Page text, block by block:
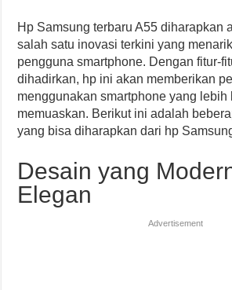
Hp Samsung terbaru A55 diharapkan
salah satu inovasi terkini yang
pengguna smartphone. Dengan fitur-
dihadirkan, hp ini akan memberikan
menggunakan smartphone yang lebih
memuaskan. Berikut ini adalah
yang bisa diharapkan dari hp
Desain yang
Elegan
Advertisement